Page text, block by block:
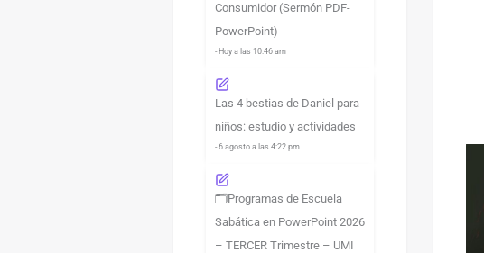
Consumidor (Sermón PDF-
PowerPoint)
- Hoy a las 10:46 am
Las 4 bestias de Daniel para
niños: estudio y actividades
- 6 agosto a las 4:22 pm
🗂️Programas de Escuela
Sabática en PowerPoint 2026
– TERCER Trimestre – UMI